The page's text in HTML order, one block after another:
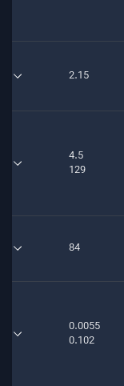
2.15
4.5
129
84
0.0055
0.102